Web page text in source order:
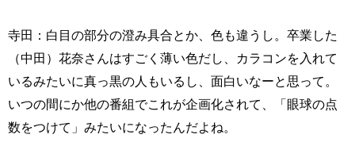
寺田：白目の部分の澄み具合とか、色も違うし。卒業した
（中田）花奈さんはすごく薄い色だし、カラコンを入れて
いるみたいに真っ黒の人もいるし、面白いなーと思って。
いつの間にか他の番組でこれが企画化されて、「眼球の点
数をつけて」みたいになったんだよね。